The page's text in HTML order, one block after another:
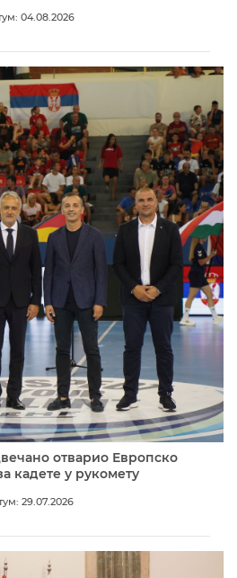
04.08.2026
отварио Европско
кадете у рукомету
29.07.2026